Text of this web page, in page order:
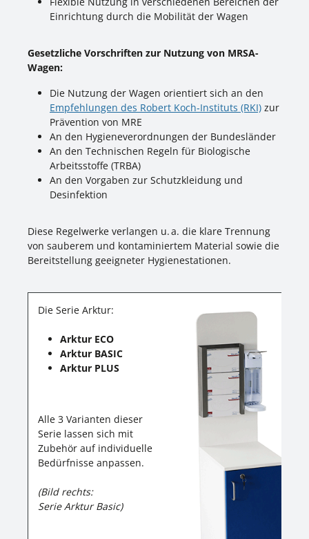
Einrichtung durch die Mobilität der Wagen
Gesetzliche Vorschriften zur Nutzung von MRSA-
Wagen:
Die Nutzung der Wagen orientiert sich an den
Empfehlungen des Robert Koch‑Instituts (RKI) zur
Prävention von MRE
An den Hygieneverordnungen der Bundesländer
An den Technischen Regeln für Biologische
Arbeitsstoffe (TRBA)
An den Vorgaben zur Schutzkleidung und
Desinfektion
Diese Regelwerke verlangen u. a. die klare Trennung
von sauberem und kontaminiertem Material sowie die
Bereitstellung geeigneter Hygienestationen.
Die Serie Arktur:
Arktur ECO
Arktur BASIC
Arktur PLUS
Alle 3 Varianten dieser
Serie lassen sich mit
Zubehör auf individuelle
Bedürfnisse anpassen.
(Bild rechts:
Serie Arktur Basic)